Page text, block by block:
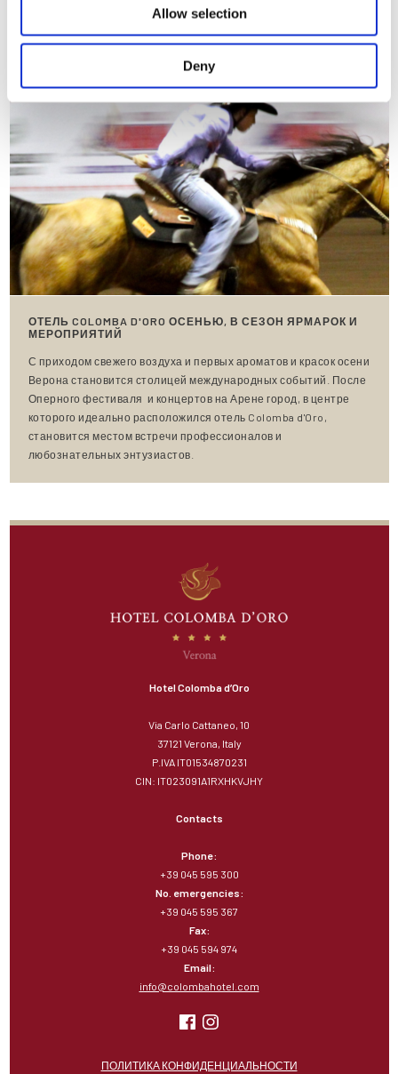
Allow selection
Deny
которому в 1913 году пришла в голову блестящая интуиция
оперы.
ОТЕЛЬ COLOMBA D'ORO ОСЕНЬЮ, В СЕЗОН ЯРМАРОК И
МЕРОПРИЯТИЙ
С приходом свежего воздуха и первых ароматов и красок осени
Верона становится столицей международных событий. После
Оперного фестиваля и концертов на Арене город, в центре
которого идеально расположился отель Colomba d'Oro,
становится местом встречи профессионалов и
любознательных энтузиастов.
Hotel Colomba d’Oro
Via Carlo Cattaneo, 10
37121 Verona, Italy
P.IVA IT01534870231
CIN: IT023091A1RXHKVJHY
Contacts
Phone:
+39 045 595 300
No. emergencies:
+39 045 595 367
Fax:
+39 045 594 974
Email:
info@colombahotel.com
ПОЛИТИКА КОНФИДЕНЦИАЛЬНОСТИ